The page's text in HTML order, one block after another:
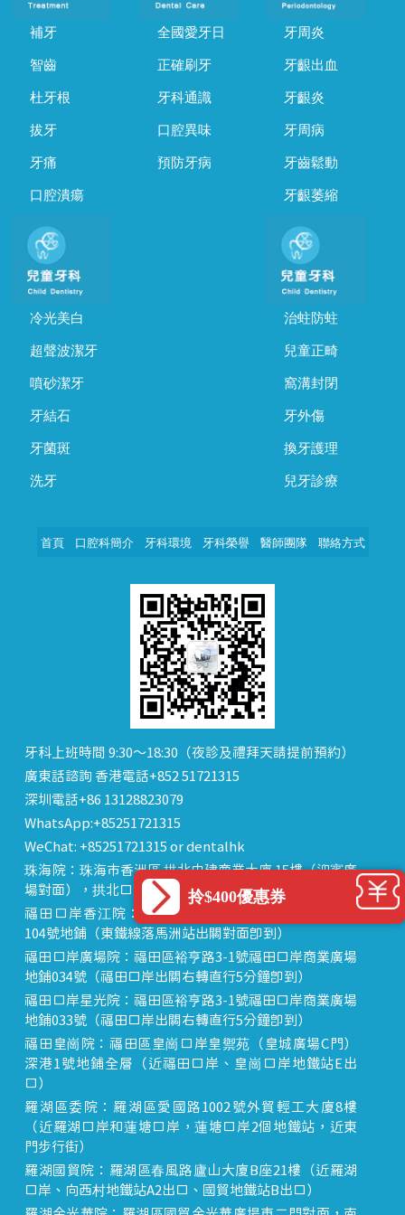
補牙
智齒
杜牙根
拔牙
牙痛
口腔潰瘍
全國愛牙日
正確刷牙
牙科通識
口腔異味
預防牙病
牙周炎
牙齦出血
牙齦炎
牙周病
牙齒鬆動
牙齦萎縮
冷光美白
超聲波潔牙
噴砂潔牙
牙結石
牙菌斑
洗牙
治蛀防蛀
兒童正畸
窩溝封閉
牙外傷
換牙護理
兒牙診療
首頁 口腔科簡介 牙科環境 牙科榮譽 醫師團隊 聯絡方式
牙科上班時間 9:30～18:30（夜診及禮拜天請提前預約）
廣東話諮詢 香港電話+852 51721315
深圳電話+86 13128823079
WhatsApp:+85251721315
WeChat: +85251721315 or dentalhk
珠海院：珠海市香洲區 拱北中建商業大廈 15樓（迎賓廣
場對面），拱北口岸步行8分鐘直達
福田口岸香江院：福田區福田口岸正對面，海悅華城
104號地鋪（東鐵線落馬洲站出關對面即到）
福田口岸廣場院：福田區裕亨路3-1號福田口岸商業廣場
地鋪034號（福田口岸出關右轉直行5分鐘即到）
福田口岸星光院：福田區裕亨路3-1號福田口岸商業廣場
地鋪033號（福田口岸出關右轉直行5分鐘即到）
福田皇崗院：福田區皇崗口岸皇禦苑（皇城廣場C門）
深港1號地鋪全層（近福田口岸、皇崗口岸地鐵站E出
口）
羅湖區委院：羅湖區愛國路1002號外貿輕工大廈8樓
（近羅湖口岸和蓮塘口岸，蓮塘口岸2個地鐵站，近東
門步行街）
羅湖國貿院：羅湖區春風路廬山大廈B座21樓（近羅湖
口岸、向西村地鐵站A2出口、國貿地鐵站B出口）
拎$400優惠券